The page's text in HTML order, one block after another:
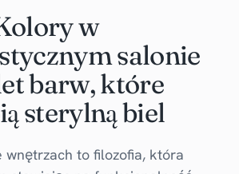
w
salonie
barw, które
sterylną biel
wnętrzach to filozofia, która